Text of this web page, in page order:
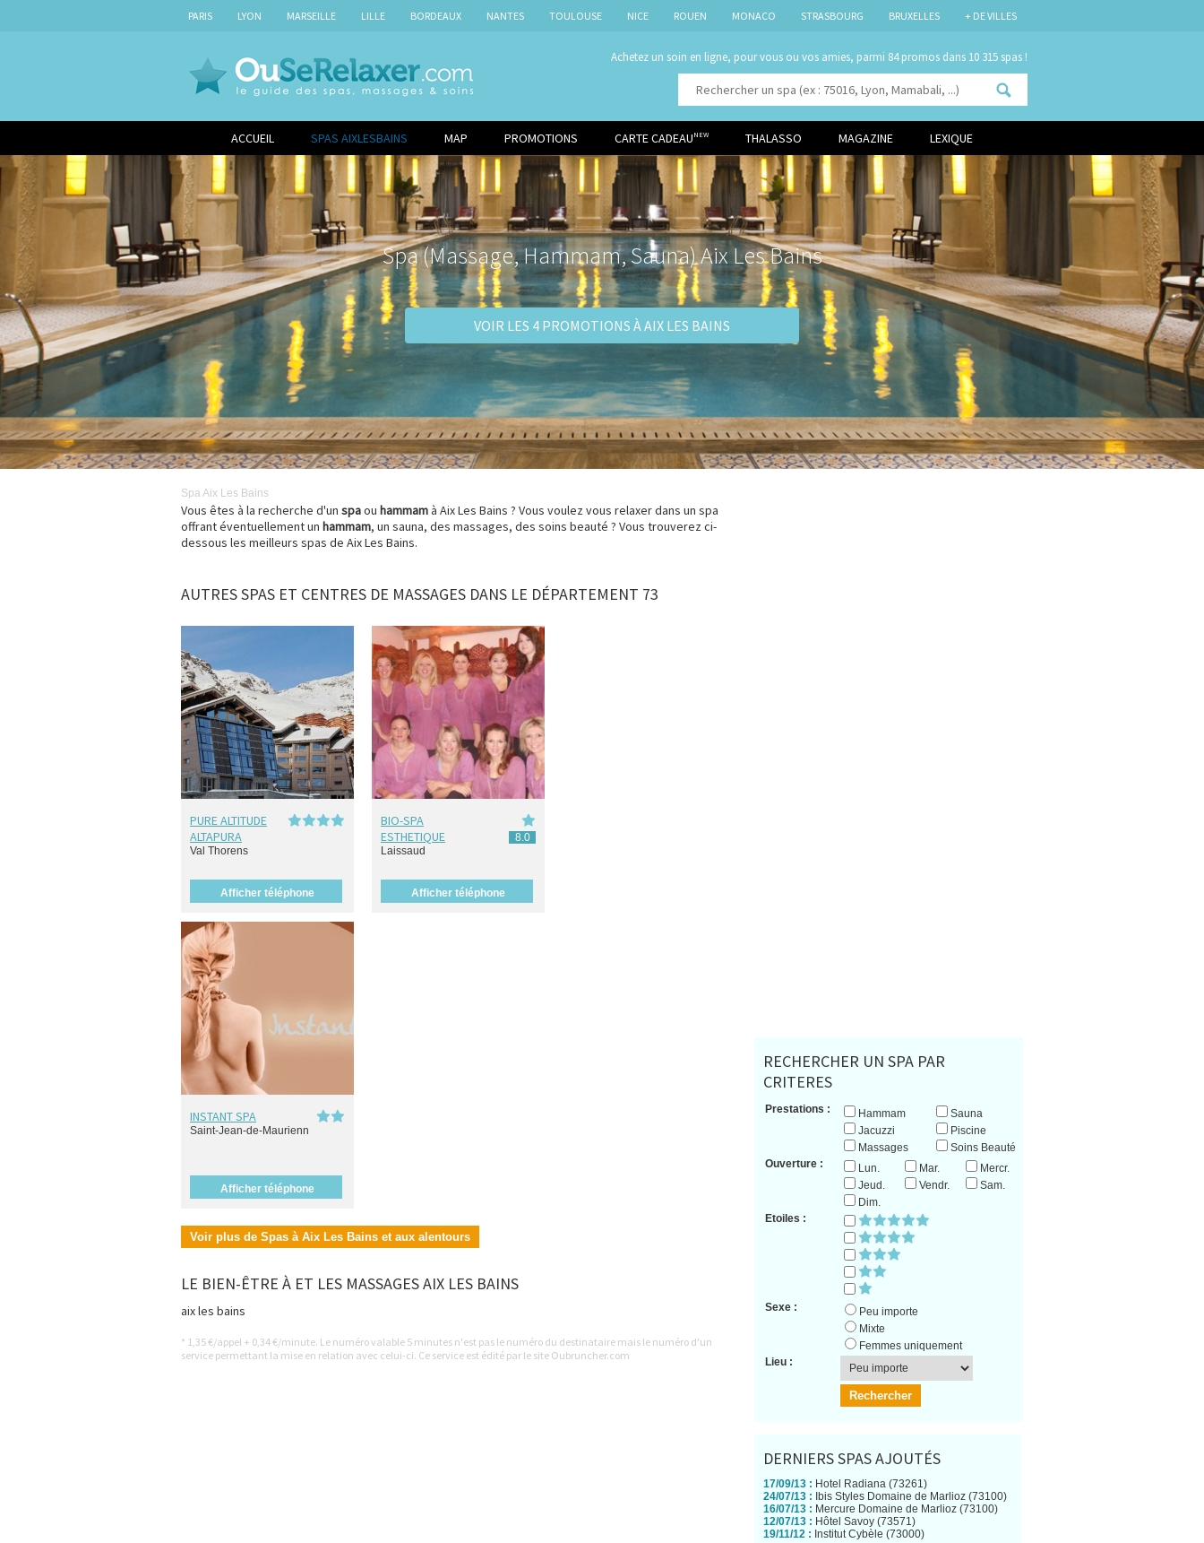
PARIS LYON MARSEILLE LILLE BORDEAUX NANTES TOULOUSE NICE ROUEN MONACO STRASBOURG BRUXELLES + DE VILLES
Achetez un soin en ligne, pour vous ou vos amies, parmi dans 10 315 spas !
ACCUEIL SPAS AIXLESBAINS MAP PROMOTIONS CARTE CADEAU NEW THALASSO MAGAZINE LEXIQUE
VOIR LES 4 PROMOTIONS À AIX LES BAINS
Spa (Massage, Hammam, Sauna) Aix Les Bains
SpaAix Les Bains
Vous êtes à la recherche d'un spaou hammamà Aix Les Bains ? Vous voulez vous relaxer dans un spa
offrant éventuellement un hammam, un sauna, des massages, des soins beauté ? Vous trouverez ci-
dessous les meilleurs spas de Aix Les Bains.
AUTRES SPAS ET CENTRES DE MASSAGES DANS LE DÉPARTEMENT 73
PURE ALTITUDE
ALTAPURA
Val Thorens
Afficher téléphone
BIO-SPA
ESTHETIQUE
8.0
Laissaud
Afficher téléphone
INSTANT SPA
Saint-Jean-de-Maurienn
Afficher téléphone
Voir plus de Spas à Aix Les Bains et aux alentours
LE BIEN-ÊTRE À ET LES MASSAGES AIX LES BAINS
aix les bains
* 1,35 €/appel + 0,34 €/minute. Le numéro valable 5 minutes n'est pas le numéro du destinataire mais le numéro d'un
service permettant la mise en relation avec celui-ci. Ce service est édité par le site Oubruncher.com
RECHERCHER UN SPA PAR
CRITERES
Prestations : Hammam
Sauna
Jacuzzi
Piscine
Massages
Soins Beauté
Ouverture :
Lun. Mar.
Mercr.
Jeud.
Vendr.
Sam.
Dim.
Etoiles :
Sexe :
Peu importe
Mixte
Femmes uniquement
Lieu :
DERNIERS SPAS AJOUTÉS
17/09/13 : Hotel Radiana (73261)
24/07/13 : Ibis Styles Domaine de Marlioz (73100)
16/07/13 : Mercure Domaine de Marlioz (73100)
12/07/13 : Hôtel Savoy (73571)
19/11/12 : Institut Cybèle (73000)